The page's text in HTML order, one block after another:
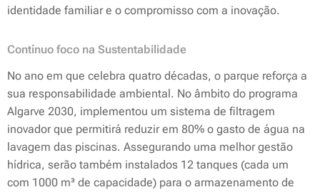
identidade familiar e o compromisso com a inovação.
Contínuo foco na Sustentabilidade
No ano em que celebra quatro décadas, o parque reforça a
sua responsabilidade ambiental. No âmbito do programa
Algarve 2030, implementou um sistema de filtragem
inovador que permitirá reduzir em 80% o gasto de água na
lavagem das piscinas. Assegurando uma melhor gestão
hídrica, serão também instalados 12 tanques (cada um
com 1000 m³ de capacidade) para o armazenamento de